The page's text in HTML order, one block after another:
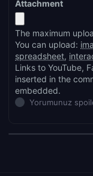
Attachment
The maximum
You can upload:
spreadsheet,
Links to YouTube,
inserted in the
embedded.
Yorumunuz